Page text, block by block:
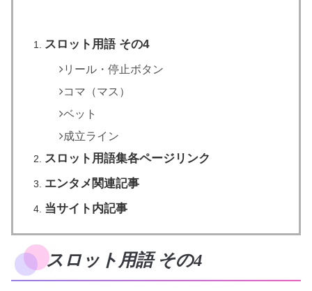
スロット用語 その4
リール・停止ボタン
コマ（マス）
ベット
成立ライン
スロット用語集各ページリンク
エンタメ関連記事
当サイト内記事
スロット用語 その4